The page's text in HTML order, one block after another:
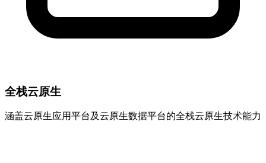
全栈云原生
涵盖云原生应用平台及云原生数据平台的全栈云原生技术能力